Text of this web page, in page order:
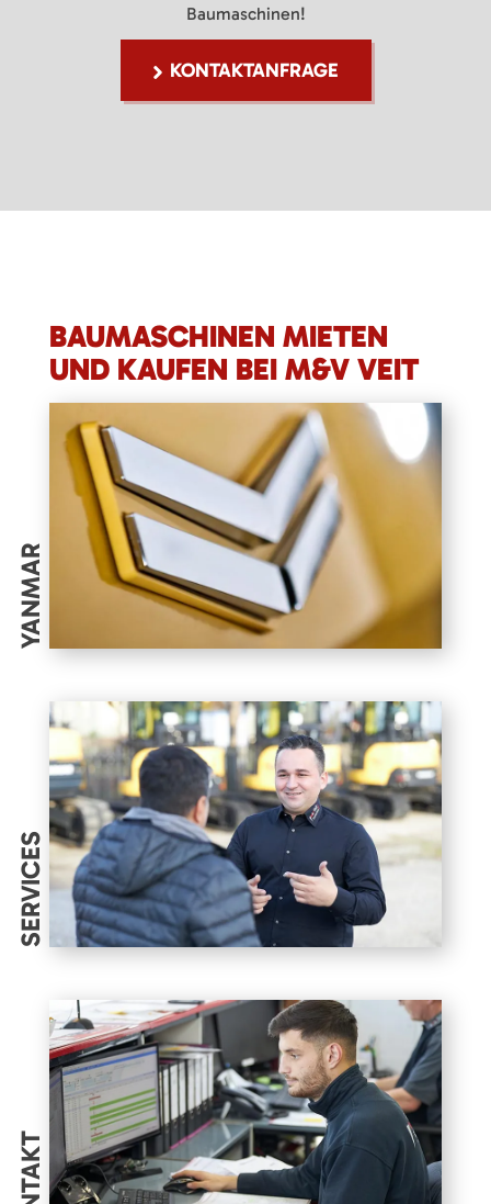
Baumaschinen!
KONTAKTANFRAGE
BAUMASCHINEN MIETEN
UND KAUFEN BEI M&V VEIT
YANMAR
SERVICES